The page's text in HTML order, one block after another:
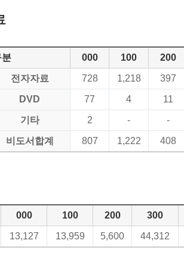
분
000 100 200
전자자료 728 1,218 397
DVD 77 4 11
기타 2 - -
비도서합계 807 1,222 408
000 100 200 300
13,127 13,959 5,600 44,312